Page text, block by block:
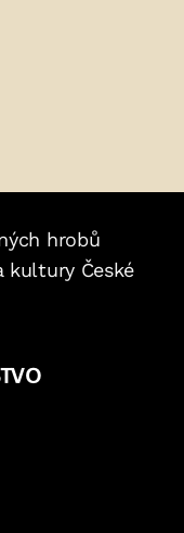
hrobů
kultury České